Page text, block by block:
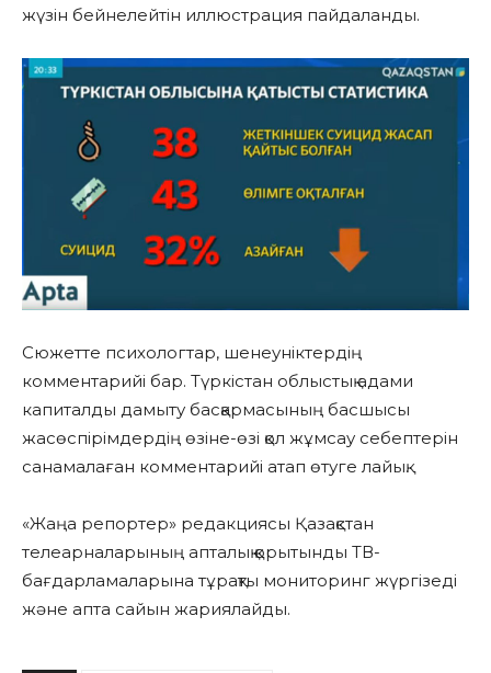
жүзін бейнелейтін иллюстрация пайдаланды.
Сюжетте психологтар, шенеуніктердің
комментарийі бар. Түркістан облыстық адами
капиталды дамыту басқармасының басшысы
жасөспірімдердің өзіне-өзі қол жұмсау себептерін
санамалаған комментарийі атап өтуге лайық.
«Жаңа репортер» редакциясы Қазақстан
телеарналарының апталық қорытынды ТВ-
бағдарламаларына тұрақты мониторинг жүргізеді
және апта сайын жариялайды.